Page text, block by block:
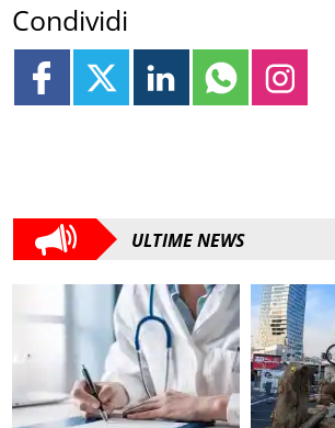
Condividi
ULTIME NEWS